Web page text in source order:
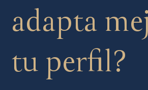
adapta
tu perfil?